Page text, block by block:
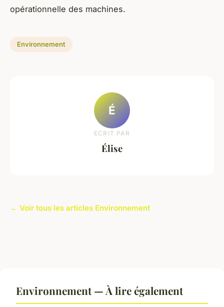
opérationnelle des machines.
Environnement
É
ECRIT PAR
Élise
← Voir tous les articles Environnement
Environnement — À lire également